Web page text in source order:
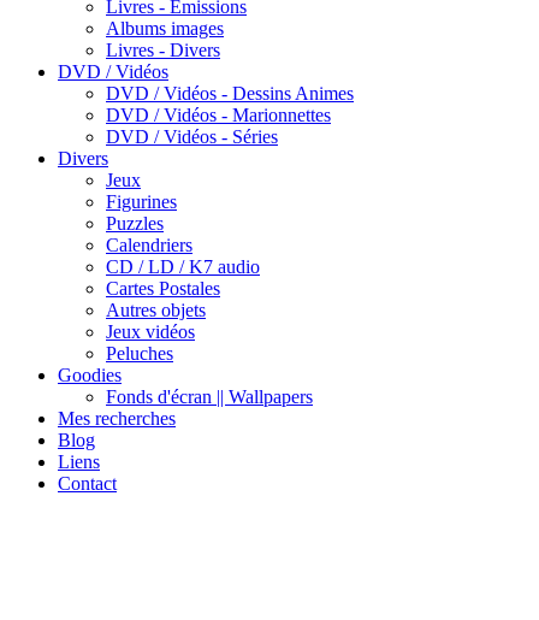
Livres - Emissions
Albums images
Livres - Divers
DVD / Vidéos
DVD / Vidéos - Dessins Animes
DVD / Vidéos - Marionnettes
DVD / Vidéos - Séries
Divers
Jeux
Figurines
Puzzles
Calendriers
CD / LD / K7 audio
Cartes Postales
Autres objets
Jeux vidéos
Peluches
Goodies
Fonds d'écran || Wallpapers
Mes recherches
Blog
Liens
Contact